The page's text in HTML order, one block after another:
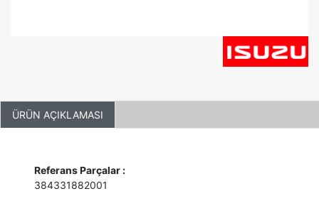
ÜRÜN AÇIKLAMASI
Referans Parçalar :
384331882001